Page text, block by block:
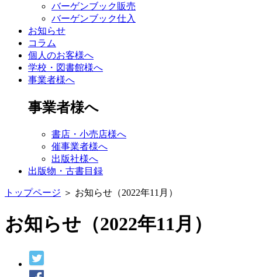
バーゲンブック販売
バーゲンブック仕入
お知らせ
コラム
個人のお客様へ
学校・図書館様へ
事業者様へ
事業者様へ
書店・小売店様へ
催事業者様へ
出版社様へ
出版物・古書目録
トップページ ＞ お知らせ（2022年11月）
お知らせ（2022年11月）